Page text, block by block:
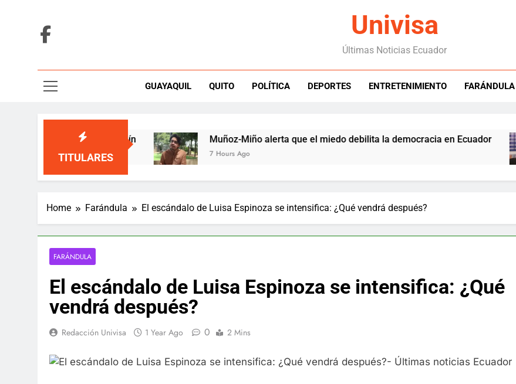
Univisa
Últimas Noticias Ecuador
GUAYAQUIL QUITO POLÍTICA DEPORTES ENTRETENIMIENTO FARÁNDULA
TITULARES
una tarima de Medellín Muñoz-Miño alerta que el miedo debilita la democracia en Ecuador
7 Hours Ago
Home Farándula El escándalo de Luisa Espinoza se intensifica: ¿Qué vendrá después?
FARÁNDULA
El escándalo de Luisa Espinoza se intensifica: ¿Qué
vendrá después?
Redacción Univisa 1 Year Ago 0 2 Mins